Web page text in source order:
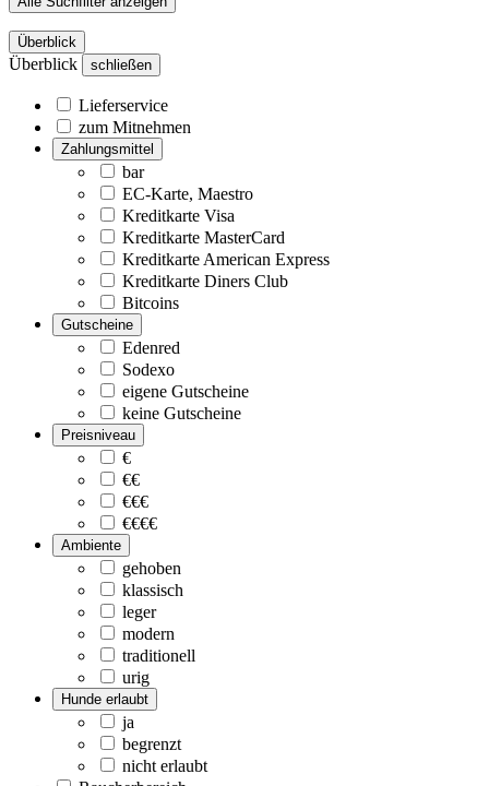
Überblick
Überblick schließen
Lieferservice
zum Mitnehmen
Zahlungsmittel
bar
EC-Karte, Maestro
Kreditkarte Visa
Kreditkarte MasterCard
Kreditkarte American Express
Kreditkarte Diners Club
Bitcoins
Gutscheine
Edenred
Sodexo
eigene Gutscheine
keine Gutscheine
Preisniveau
€
€€
€€€
€€€€
Ambiente
gehoben
klassisch
leger
modern
traditionell
urig
Hunde erlaubt
ja
begrenzt
nicht erlaubt